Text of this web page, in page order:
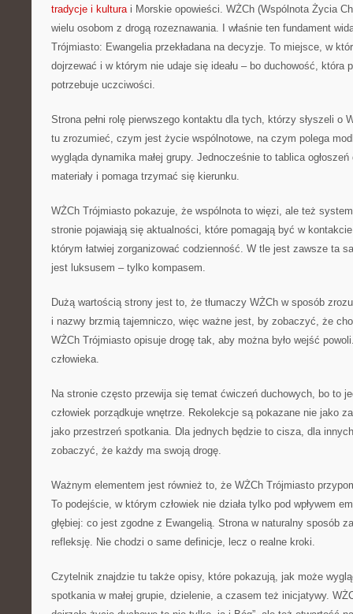
tradycje i kulturai Morskie opowieści. WŻCh (Wspólnota Życia
wielu osobom z drogą rozeznawania. I właśnie ten fundament
Trójmiasto: Ewangelia przekładana na decyzje. To miejsce, w
dojrzewać i w którym nie udaje się ideału – bo duchowość, która
potrzebuje uczciwości.
Strona pełni rolę pierwszego kontaktu dla tych, którzy słyszeli o
tu zrozumieć, czym jest życie wspólnotowe, na czym polega
wygląda dynamika małej grupy. Jednocześnie to tablica
materiały i pomaga trzymać się kierunku.
WŻCh Trójmiasto pokazuje, że wspólnota to więzi, ale też
stronie pojawiają się aktualności, które pomagają być w
którym łatwiej zorganizować codzienność. W tle jest zawsze ta
jest luksusem – tylko kompasem.
Dużą wartością strony jest to, że tłumaczy WŻCh w sposób
i nazwy brzmią tajemniczo, więc ważne jest, by zobaczyć, że
WŻCh Trójmiasto opisuje drogę tak, aby można było wejść
człowieka.
Na stronie często przewija się temat ćwiczeń duchowych, bo to
człowiek porządkuje wnętrze. Rekolekcje są pokazane nie jako
jako przestrzeń spotkania. Dla jednych będzie to cisza, dla
zobaczyć, że każdy ma swoją drogę.
Ważnym elementem jest również to, że WŻCh Trójmiasto
To podejście, w którym człowiek nie działa tylko pod wpływem
głębiej: co jest zgodne z Ewangelią. Strona w naturalny sposób
refleksję. Nie chodzi o same definicje, lecz o realne kroki.
Czytelnik znajdzie tu także opisy, które pokazują, jak może
spotkania w małej grupie, dzielenie, a czasem też inicjatywy.